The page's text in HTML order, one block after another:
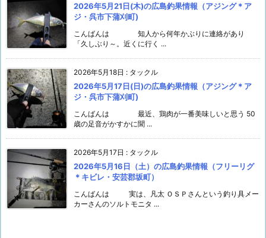
2026年5月21日(木)の広島釣果情報（アジング＊ア
ジ・呉市下蒲刈町)
こんばんは 知人から何年かぶりに連絡があり
「久しぶり～。近くに行く ...
2026年5月18日 : タックル
2026年5月17日(日)の広島釣果情報（アジング＊ア
ジ・呉市下蒲刈町)
こんばんは 最近、鶏肉が一番美味しいと思う 50
歳の足音がかすかに聞 ...
2026年5月17日 : タックル
2026年5月16日（土）の広島釣果情報（フリーリグ
＊キビレ・安芸郡坂町）
こんばんは 実は、凡太 ＯＳＰさんという釣り具メー
カーさんのソルトモニタ ...